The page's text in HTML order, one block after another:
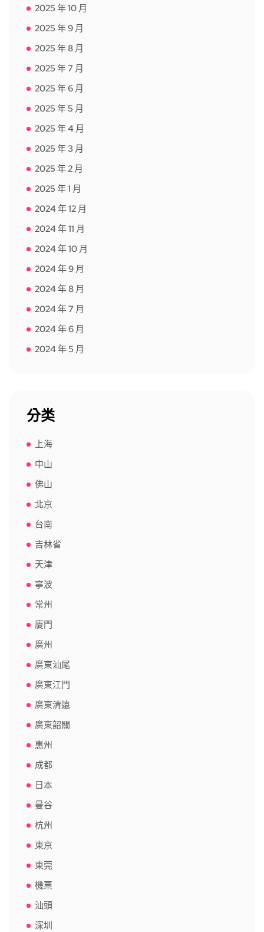
2025 年 10 月
2025 年 9 月
2025 年 8 月
2025 年 7 月
2025 年 6 月
2025 年 5 月
2025 年 4 月
2025 年 3 月
2025 年 2 月
2025 年 1 月
2024 年 12 月
2024 年 11 月
2024 年 10 月
2024 年 9 月
2024 年 8 月
2024 年 7 月
2024 年 6 月
2024 年 5 月
分类
上海
中山
佛山
北京
台南
吉林省
天津
寧波
常州
廈門
廣州
廣東汕尾
廣東江門
廣東清遠
廣東韶關
惠州
成都
日本
曼谷
杭州
東京
東莞
機票
汕頭
深圳